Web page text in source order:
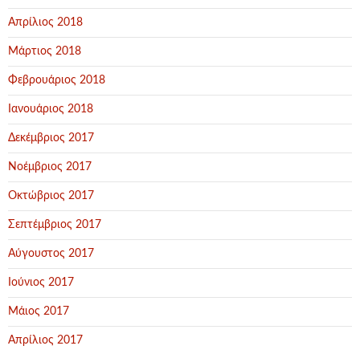
Απρίλιος 2018
Μάρτιος 2018
Φεβρουάριος 2018
Ιανουάριος 2018
Δεκέμβριος 2017
Νοέμβριος 2017
Οκτώβριος 2017
Σεπτέμβριος 2017
Αύγουστος 2017
Ιούνιος 2017
Μάιος 2017
Απρίλιος 2017